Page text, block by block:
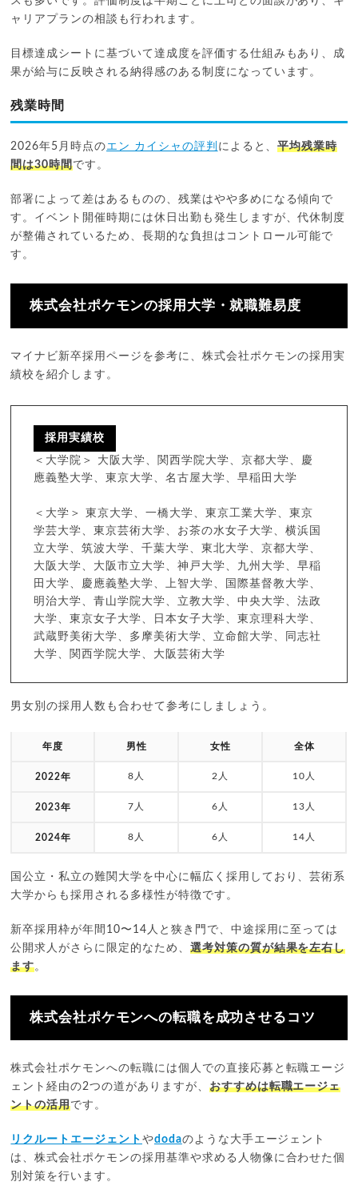
ャリアプランの相談も行われます。
目標達成シートに基づいて達成度を評価する仕組みもあり、成
果が給与に反映される納得感のある制度になっています。
残業時間
2026年5月時点のエン カイシャの評判 によると、平均残業時
間は30時間です。
部署によって差はあるものの、残業はやや多めになる傾向で
す。イベント開催時期には休日出勤も発生しますが、代休制度
が整備されているため、長期的な負担はコントロール可能で
す。
株式会社ポケモンの採用大学・就職難易度
マイナビ新卒採用ページを参考に、株式会社ポケモンの採用実
績校を紹介します。
採用実績校
＜大学院＞ 大阪大学、関西学院大学、京都大学、慶
應義塾大学、東京大学、名古屋大学、早稲田大学
＜大学＞ 東京大学、一橋大学、東京工業大学、東京
学芸大学、東京芸術大学、お茶の水女子大学、横浜国
立大学、筑波大学、千葉大学、東北大学、京都大学、
大阪大学、大阪市立大学、神戸大学、九州大学、早稲
田大学、慶應義塾大学、上智大学、国際基督教大学、
明治大学、青山学院大学、立教大学、中央大学、法政
大学、東京女子大学、日本女子大学、東京理科大学、
武蔵野美術大学、多摩美術大学、立命館大学、同志社
大学、関西学院大学、大阪芸術大学
男女別の採用人数も合わせて参考にしましょう。
年度 男性 女性 全体
2022年 8人 2人 10人
2023年 7人 6人 13人
2024年 8人 6人 14人
国公立・私立の難関大学を中心に幅広く採用しており、芸術系
大学からも採用される多様性が特徴です。
新卒採用枠が年間10〜14人と狭き門で、中途採用に至っては
公開求人がさらに限定的なため、 選考対策の質が結果を左右し
ます。
株式会社ポケモンへの転職を成功させるコツ
株式会社ポケモンへの転職には個人での直接応募と転職エージ
ェント経由の2つの道がありますが、 おすすめは転職エージェ
ントの活用です。
リクルートエージェント やdodaのような大手エージェント
は、株式会社ポケモンの採用基準や求める人物像に合わせた個
別対策を行います。